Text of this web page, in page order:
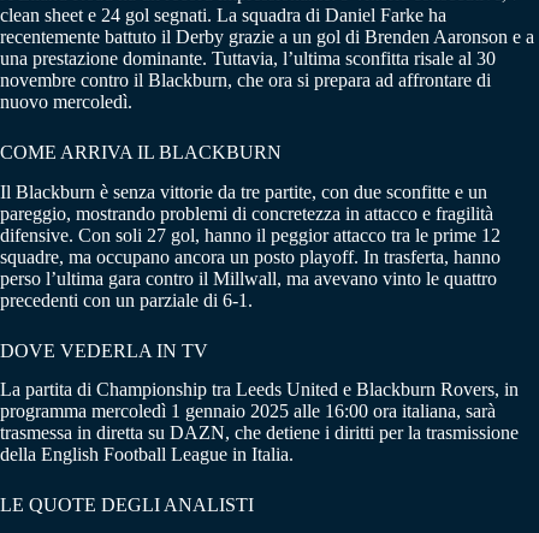
clean sheet e 24 gol segnati. La squadra di Daniel Farke ha
recentemente battuto il Derby grazie a un gol di Brenden Aaronson e a
una prestazione dominante. Tuttavia, l’ultima sconfitta risale al 30
novembre contro il Blackburn, che ora si prepara ad affrontare di
nuovo mercoledì.
COME ARRIVA IL BLACKBURN
Il Blackburn è senza vittorie da tre partite, con due sconfitte e un
pareggio, mostrando problemi di concretezza in attacco e fragilità
difensive. Con soli 27 gol, hanno il peggior attacco tra le prime 12
squadre, ma occupano ancora un posto playoff. In trasferta, hanno
perso l’ultima gara contro il Millwall, ma avevano vinto le quattro
precedenti con un parziale di 6-1.
DOVE VEDERLA IN TV
La partita di Championship tra Leeds United e Blackburn Rovers, in
programma mercoledì 1 gennaio 2025 alle 16:00 ora italiana, sarà
trasmessa in diretta su DAZN, che detiene i diritti per la trasmissione
della English Football League in Italia.
LE QUOTE DEGLI ANALISTI